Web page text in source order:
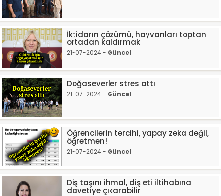
İktidarın çözümü, hayvanları toptan
ortadan kaldırmak
21-07-2024 - Güncel
Doğaseverler stres attı
21-07-2024 - Güncel
Öğrencilerin tercihi, yapay zeka değil,
öğretmen!
21-07-2024 - Güncel
Diş taşını ihmal, diş eti iltihabına
davetiye çıkarabilir